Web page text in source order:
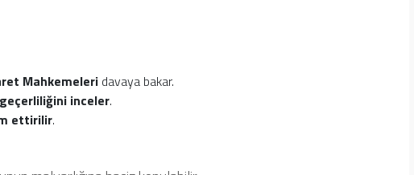
Mahkemeleri davaya bakar.
geçerliliğini inceler.
ettirilir.